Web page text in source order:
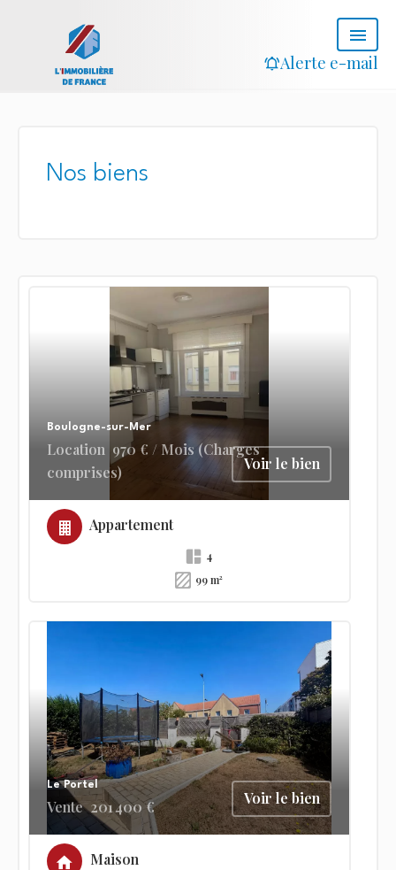
Alerte e-mail
Nos biens
Boulogne-sur-Mer
Location 970 € / Mois (Charges
comprises)
Voir le bien
Appartement
4
99 m²
Le Portel
Vente 201 400 € Voir le bien
Maison